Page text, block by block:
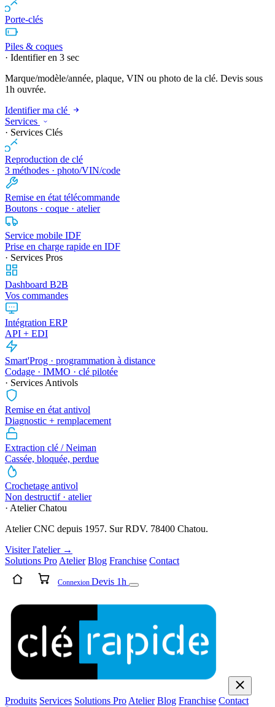
Porte-clés
Piles & coques
· Identifier en 3 sec
Marque/modèle/année, plaque, VIN ou photo de la clé. Devis sous
1h ouvrée.
Identifier ma clé
Services
· Services Clés
Reproduction de clé
3 méthodes · photo/VIN/code
Remise en état télécommande
Boutons · coque · atelier
Service mobile IDF
Prise en charge rapide en IDF
· Services Pros
Dashboard B2B
Vos commandes
Intégration ERP
API + EDI
Smart'Prog · programmation à distance
Codage · IMMO · clé pilotée
· Services Antivols
Remise en état antivol
Diagnostic + remplacement
Extraction clé / Neiman
Cassée, bloquée, perdue
Crochetage antivol
Non destructif · atelier
· Atelier Chatou
Atelier CNC depuis 1957. Sur RDV. 78400 Chatou.
Visiter l'atelier →
Solutions Pro Atelier Blog Franchise Contact
Connexion Devis 1h
Produits Services Solutions Pro Atelier Blog Franchise Contact